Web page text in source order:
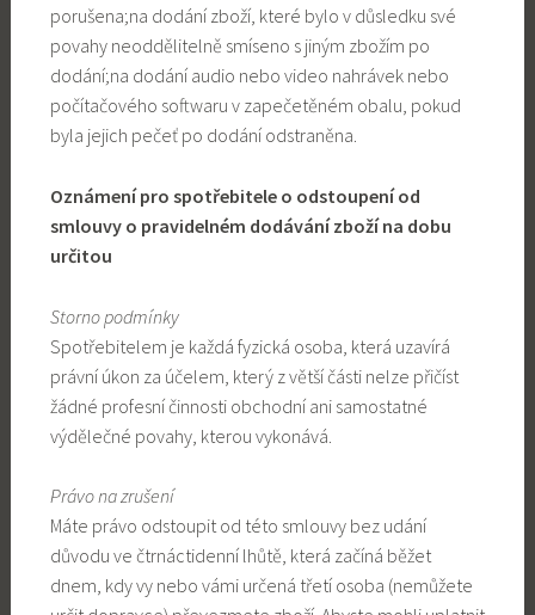
porušena;na dodání zboží, které bylo v důsledku své
povahy neoddělitelně smíseno s jiným zbožím po
dodání;na dodání audio nebo video nahrávek nebo
počítačového softwaru v zapečetěném obalu, pokud
byla jejich pečeť po dodání odstraněna.
Oznámení pro spotřebitele o odstoupení od
smlouvy o pravidelném dodávání zboží na dobu
určitou
Storno podmínky
Spotřebitelem je každá fyzická osoba, která uzavírá
právní úkon za účelem, který z větší části nelze přičíst
žádné profesní činnosti obchodní ani samostatné
výdělečné povahy, kterou vykonává.
Právo na zrušení
Máte právo odstoupit od této smlouvy bez udání
důvodu ve čtrnáctidenní lhůtě, která začíná běžet
dnem, kdy vy nebo vámi určená třetí osoba (nemůžete